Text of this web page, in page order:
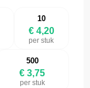
10
€ 4,20
per stuk
500
€ 3,75
per stuk